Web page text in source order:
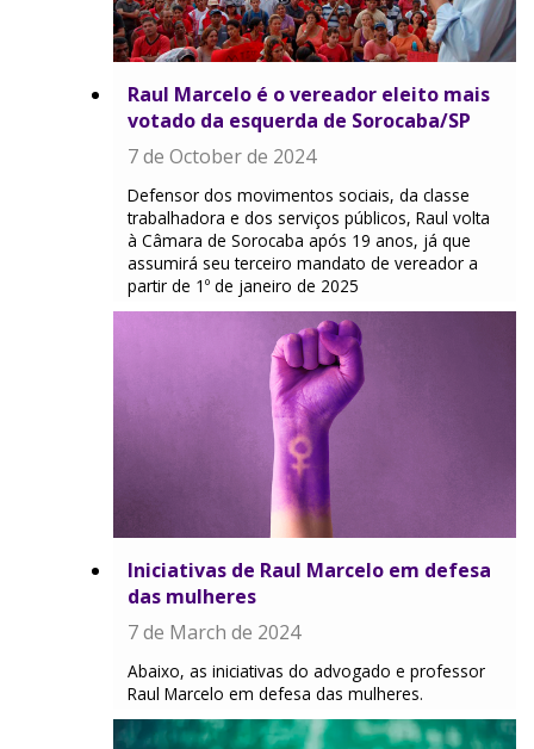
Raul Marcelo é o vereador eleito mais
votado da esquerda de Sorocaba/SP
7 de October de 2024
Defensor dos movimentos sociais, da classe
trabalhadora e dos serviços públicos, Raul volta
à Câmara de Sorocaba após 19 anos, já que
assumirá seu terceiro mandato de vereador a
partir de 1º de janeiro de 2025
Iniciativas de Raul Marcelo em defesa
das mulheres
7 de March de 2024
Abaixo, as iniciativas do advogado e professor
Raul Marcelo em defesa das mulheres.